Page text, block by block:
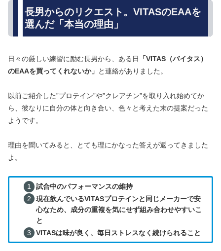
長男からのリクエスト。VITASのEAAを
選んだ「本当の理由」
日々の厳しい練習に励む長男から、ある日
「VITAS（バイタス）
のEAAを買ってくれないか」 と連絡がありました。
以前ご紹介した”プロテイン”や”クレアチン”を取り入れ始めてか
ら、彼なりに自分の体と向き合い、色々と考えた末の提案だった
ようです。
理由を聞いてみると、とても理にかなった答えが返ってきました
よ。
試合中のパフォーマンスの維持
現在飲んでいるVITASプロテインと同じメーカーで安
心なため、成分の重複を気にせず組み合わせやすいこ
と
VITASは味が良く、毎日ストレスなく続けられること